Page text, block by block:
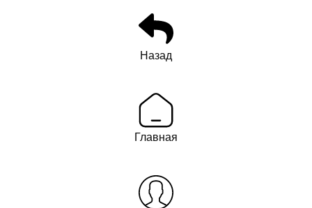
Назад
Главная